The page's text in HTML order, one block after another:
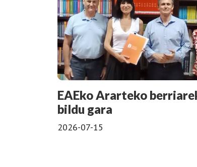
EAEko Ararteko
bildu gara
2026-07-15